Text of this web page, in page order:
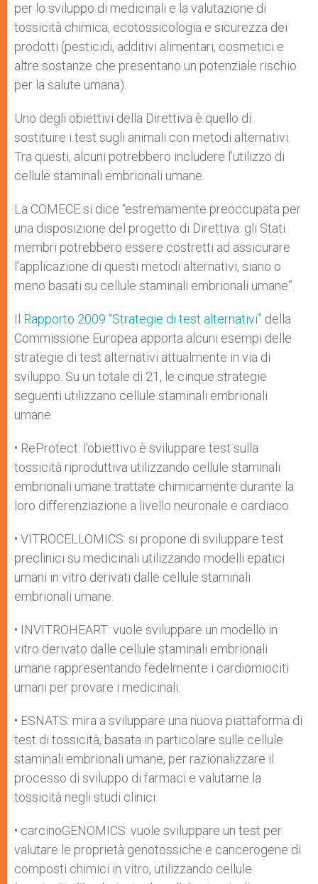
per lo sviluppo di medicinali e la valutazione di
tossicità chimica, ecotossicologia e sicurezza dei
prodotti (pesticidi, additivi alimentari, cosmetici e
altre sostanze che presentano un potenziale rischio
per la salute umana).
Uno degli obiettivi della Direttiva è quello di
sostituire i test sugli animali con metodi alternativi.
Tra questi, alcuni potrebbero includere l’utilizzo di
cellule staminali embrionali umane.
La COMECE si dice “estremamente preoccupata per
una disposizione del progetto di Direttiva: gli Stati
membri potrebbero essere costretti ad assicurare
l’applicazione di questi metodi alternativi, siano o
meno basati su cellule staminali embrionali umane”.
Il Rapporto 2009 “Strategie di test alternativi” della
Commissione Europea apporta alcuni esempi delle
strategie di test alternativi attualmente in via di
sviluppo. Su un totale di 21, le cinque strategie
seguenti utilizzano cellule staminali embrionali
umane:
• ReProtect: l’obiettivo è sviluppare test sulla
tossicità riproduttiva utilizzando cellule staminali
embrionali umane trattate chimicamente durante la
loro differenziazione a livello neuronale e cardiaco.
• VITROCELLOMICS: si propone di sviluppare test
preclinici su medicinali utilizzando modelli epatici
umani in vitro derivati dalle cellule staminali
embrionali umane.
• INVITROHEART: vuole sviluppare un modello in
vitro derivato dalle cellule staminali embrionali
umane rappresentando fedelmente i cardiomiociti
umani per provare i medicinali.
• ESNATS: mira a sviluppare una nuova piattaforma di
test di tossicità, basata in particolare sulle cellule
staminali embrionali umane, per razionalizzare il
processo di sviluppo di farmaci e valutarne la
tossicità negli studi clinici.
• carcinoGENOMICS: vuole sviluppare un test per
valutare le proprietà genotossiche e cancerogene di
composti chimici in vitro, utilizzando cellule